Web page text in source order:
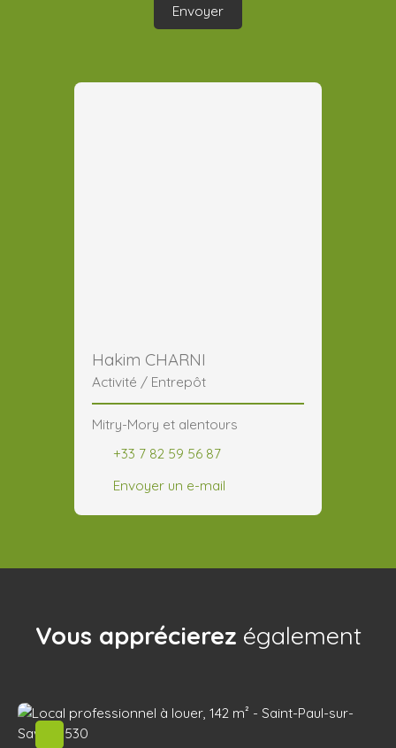
Envoyer
Hakim CHARNI
Activité / Entrepôt
Mitry-Mory et alentours
+33 7 82 59 56 87
Envoyer un e-mail
Vous apprécierez également